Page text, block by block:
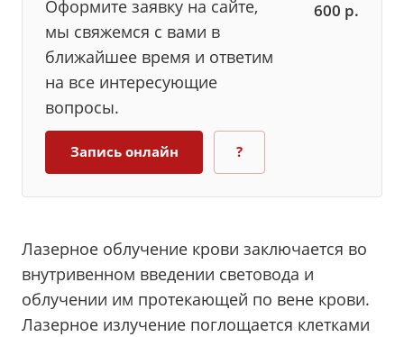
Оформите заявку на сайте,
мы свяжемся с вами в
ближайшее время и ответим
на все интересующие
вопросы.
600 р.
Запись онлайн ?
Лазерное облучение крови заключается во
внутривенном введении световода и
облучении им протекающей по вене крови.
Лазерное излучение поглощается клетками